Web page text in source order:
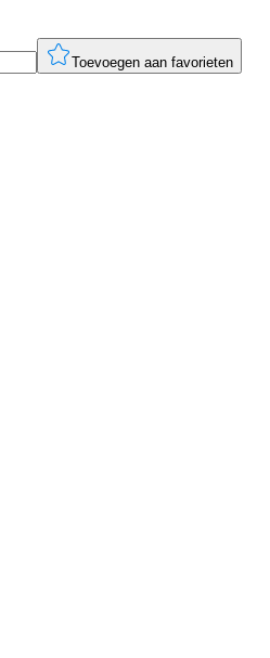
Toevoegen aan favorieten